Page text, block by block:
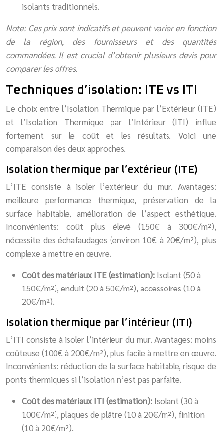
isolants traditionnels.
Note: Ces prix sont indicatifs et peuvent varier en fonction
de la région, des fournisseurs et des quantités
commandées. Il est crucial d’obtenir plusieurs devis pour
comparer les offres.
Techniques d’isolation: ITE vs ITI
Le choix entre l’Isolation Thermique par l’Extérieur (ITE)
et l’Isolation Thermique par l’Intérieur (ITI) influe
fortement sur le coût et les résultats. Voici une
comparaison des deux approches.
Isolation thermique par l’extérieur (ITE)
L’ITE consiste à isoler l’extérieur du mur. Avantages:
meilleure performance thermique, préservation de la
surface habitable, amélioration de l’aspect esthétique.
Inconvénients: coût plus élevé (150€ à 300€/m²),
nécessite des échafaudages (environ 10€ à 20€/m²), plus
complexe à mettre en œuvre.
Coût des matériaux ITE (estimation): Isolant (50 à
150€/m²), enduit (20 à 50€/m²), accessoires (10 à
20€/m²).
Isolation thermique par l’intérieur (ITI)
L’ITI consiste à isoler l’intérieur du mur. Avantages: moins
coûteuse (100€ à 200€/m²), plus facile à mettre en œuvre.
Inconvénients: réduction de la surface habitable, risque de
ponts thermiques si l’isolation n’est pas parfaite.
Coût des matériaux ITI (estimation): Isolant (30 à
100€/m²), plaques de plâtre (10 à 20€/m²), finition
(10 à 20€/m²).